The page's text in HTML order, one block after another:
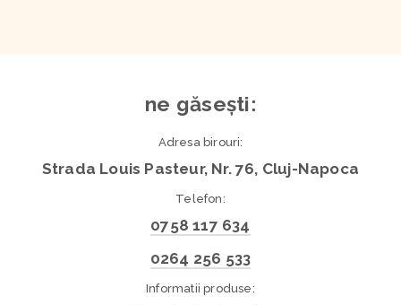
ne găsești:
Adresa birouri:
Strada Louis Pasteur, Nr. 76, Cluj-Napoca
Telefon:
0758 117 634
0264 256 533
Informatii produse: